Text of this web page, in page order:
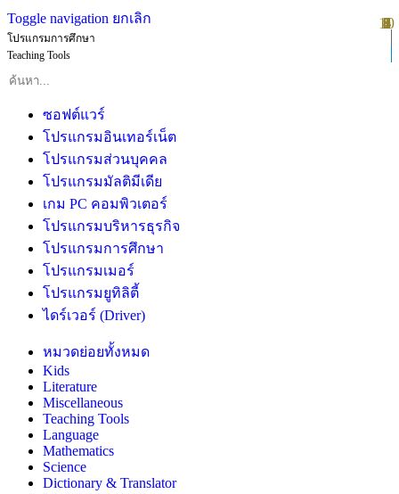
Toggle navigation ยกเลิก
โปรแกรมการศึกษา
Teaching Tools
ซอฟต์แวร์
โปรแกรมอินเทอร์เน็ต
โปรแกรมส่วนบุคคล
โปรแกรมมัลติมีเดีย
เกม PC คอมพิวเตอร์
โปรแกรมบริหารธุรกิจ
โปรแกรมการศึกษา
โปรแกรมเมอร์
โปรแกรมยูทิลิตี้
ไดร์เวอร์ (Driver)
หมวดย่อยทั้งหมด
Kids
Literature
Miscellaneous
Teaching Tools
Language
Mathematics
Science
Dictionary & Translator
1
2
3
4
5
6
7
8
9
10